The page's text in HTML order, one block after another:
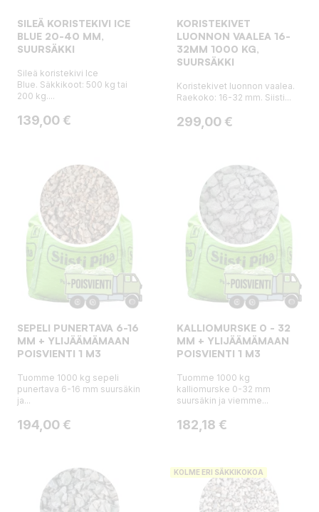
SILEÄ KORISTEKIVI ICE
BLUE 20-40 MM,
SUURSÄKKI
Sileä koristekivi Ice
Blue. Säkkikoot: 500 kg tai
200 kg....
Hinta
139,00 €
KORISTEKIVET
LUONNON VAALEA 16-
32MM 1000 KG,
SUURSÄKKI
Koristekivet luonnon vaalea.
Raekoko: 16-32 mm. Siisti...
Hinta
299,00 €
SEPELI PUNERTAVA 6-16
MM + YLIJÄÄMÄMAAN
POISVIENTI 1 M3
Tuomme 1000 kg sepeli
punertava 6-16 mm suursäkin
ja...
Hinta
194,00 €
KALLIOMURSKE 0 - 32
MM + YLIJÄÄMÄMAAN
POISVIENTI 1 M3
Tuomme 1000 kg
kalliomurske 0-32 mm
suursäkin ja viemme...
Hinta
182,18 €
KOLME ERI SÄKKIKOKOA